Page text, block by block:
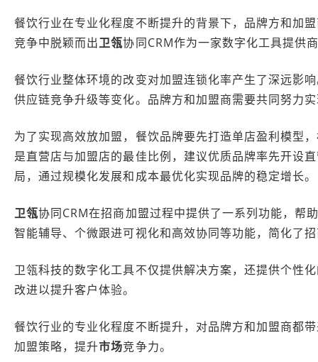
餐饮行业在专业化程度不断提升的背景下，品牌方和加
竞争中脱颖而出卫瓴协同CRM作为一家数字化工具提供
餐饮行业整体环境的改变对加盟连锁化率产生了深远影
供应链竞争升级等变化。品牌方和加盟商需要共同努力
为了实现高效放加盟，餐饮品牌要先打造单店盈利模型
是直营店与加盟店的最佳比例，建议优质品牌率先开设
局，通过规模化发展和成本最优化实现品牌的稳定增长。
卫瓴协同CRM在招商加盟过程中提供了一系列功能，帮
智能辅导、个微跟进可视化和高效协同等功能，简化了
卫瓴科技的数字化工具不仅提供解决方案，还提供个性
改进以提升客户体验。
餐饮行业的专业化程度不断提升，对品牌方和加盟商都
加盟策略，提升市场竞争力。